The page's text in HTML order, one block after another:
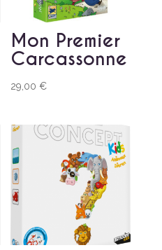
Mon Premier
Carcassonne
29,00€